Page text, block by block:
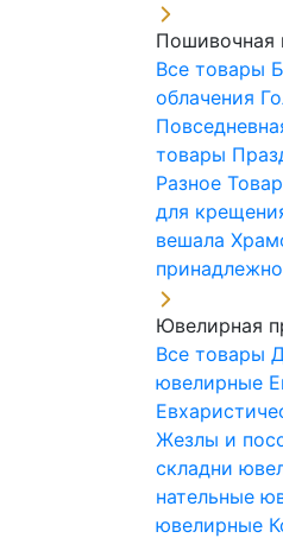
Пошивочная
Все товары
облачения
товары
Разное
для
вешала
Ювелирная
Все товары
ювелирные
Жезлы и
складни
нательные
ювелирные